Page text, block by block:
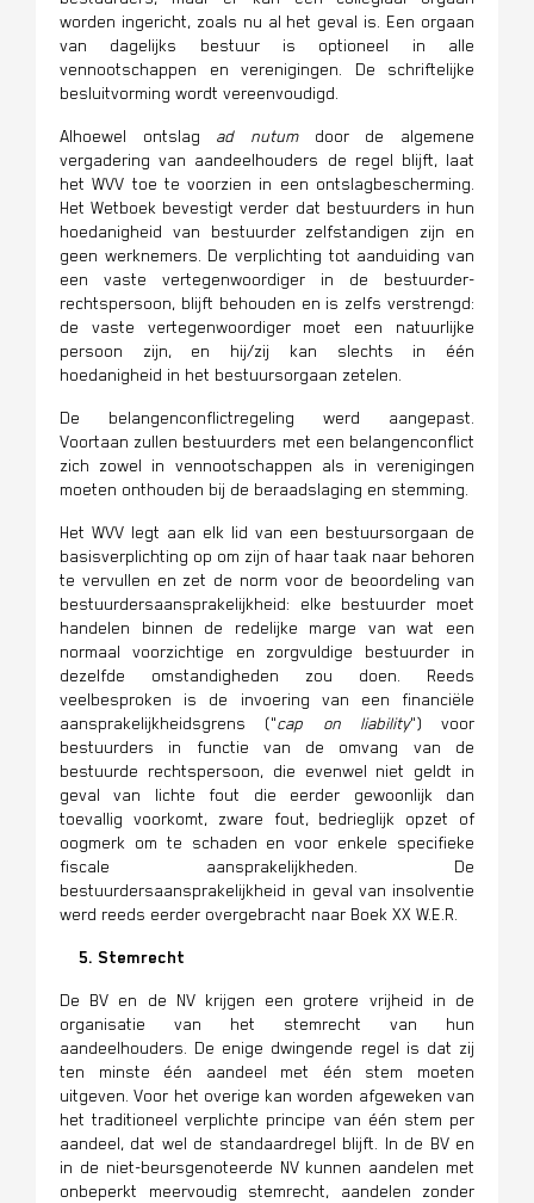
worden ingericht, zoals nu al het geval is. Een orgaan
van dagelijks bestuur is optioneel in alle
vennootschappen en verenigingen. De schriftelijke
besluitvorming wordt vereenvoudigd.
Alhoewel ontslag ad nutumdoor de algemene
vergadering van aandeelhouders de regel blijft, laat
het WVV toe te voorzien in een ontslagbescherming.
Het Wetboek bevestigt verder dat bestuurders in hun
hoedanigheid van bestuurder zelfstandigen zijn en
geen werknemers. De verplichting tot aanduiding van
een vaste vertegenwoordiger in de bestuurder-
rechtspersoon, blijft behouden en is zelfs verstrengd:
de vaste vertegenwoordiger moet een natuurlijke
persoon zijn, en hij/zij kan slechts in één
hoedanigheid in het bestuursorgaan zetelen.
De belangenconflictregeling werd aangepast.
Voortaan zullen bestuurders met een belangenconflict
zich zowel in vennootschappen als in verenigingen
moeten onthouden bij de beraadslaging en stemming.
Het WVV legt aan elk lid van een bestuursorgaan de
basisverplichting op om zijn of haar taak naar behoren
te vervullen en zet de norm voor de beoordeling van
bestuurdersaansprakelijkheid: elke bestuurder moet
handelen binnen de redelijke marge van wat een
normaal voorzichtige en zorgvuldige bestuurder in
dezelfde omstandigheden zou doen. Reeds
veelbesproken is de invoering van een financiële
aansprakelijkheidsgrens ("cap on liability") voor
bestuurders in functie van de omvang van de
bestuurde rechtspersoon, die evenwel niet geldt in
geval van lichte fout die eerder gewoonlijk dan
toevallig voorkomt, zware fout, bedrieglijk opzet of
oogmerk om te schaden en voor enkele specifieke
fiscale aansprakelijkheden. De
bestuurdersaansprakelijkheid in geval van insolventie
werd reeds eerder overgebracht naar Boek XX W.E.R.
5. Stemrecht
De BV en de NV krijgen een grotere vrijheid in de
organisatie van het stemrecht van hun
aandeelhouders. De enige dwingende regel is dat zij
ten minste één aandeel met één stem moeten
uitgeven. Voor het overige kan worden afgeweken van
het traditioneel verplichte principe van één stem per
aandeel, dat wel de standaardregel blijft. In de BV en
in de niet-beursgenoteerde NV kunnen aandelen met
onbeperkt meervoudig stemrecht, aandelen zonder